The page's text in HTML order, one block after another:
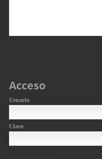
Acceso
Usuario
Clave